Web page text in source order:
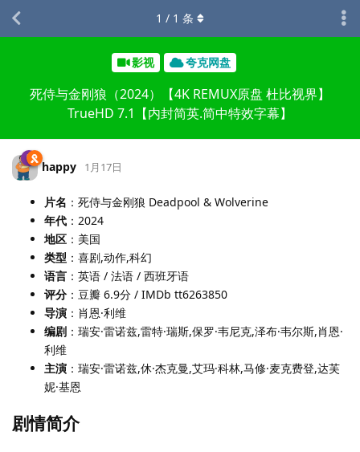
影视 夸克网盘
死侍与金刚狼（2024）【4K REMUX原盘 杜比视界】
TrueHD 7.1【内封简英.简中特效字幕】
1 / 1 条
happy 1月17日
片名 ：死侍与金刚狼 Deadpool & Wolverine
年代 ：2024
地区 ：美国
类型 ：喜剧,动作,科幻
语言 ：英语 / 法语 / 西班牙语
评分 ：豆瓣 6.9分 / IMDb tt6263850
导演 ：肖恩·利维
编剧 ：瑞安·雷诺兹,雷特·瑞斯,保罗·韦尼克,泽布·韦尔斯,肖恩·
利维
主演 ：瑞安·雷诺兹,休·杰克曼,艾玛·科林,马修·麦克费登,达芙
妮·基恩
剧情简介